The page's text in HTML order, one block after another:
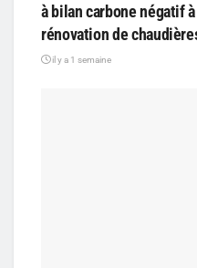
à bilan carbone négatif
rénovation de
il y a 1 semaine